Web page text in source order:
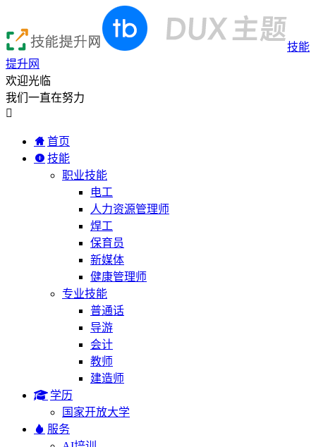
技能
提升网
欢迎光临
我们一直在努力

首页
技能
职业技能
电工
人力资源管理师
焊工
保育员
新媒体
健康管理师
专业技能
普通话
导游
会计
教师
建造师
学历
国家开放大学
服务